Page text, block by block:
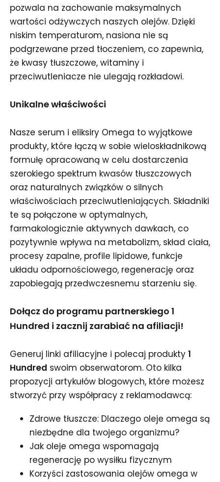
pozwala na zachowanie maksymalnych
wartości odżywczych naszych olejów. Dzięki
niskim temperaturom, nasiona nie są
podgrzewane przed tłoczeniem, co zapewnia,
że kwasy tłuszczowe, witaminy i
przeciwutleniacze nie ulegają rozkładowi.
Unikalne właściwości
Nasze serum i eliksiry Omega to wyjątkowe
produkty, które łączą w sobie wieloskładnikową
formułę opracowaną w celu dostarczenia
szerokiego spektrum kwasów tłuszczowych
oraz naturalnych związków o silnych
właściwościach przeciwutleniających. Składniki
te są połączone w optymalnych,
farmakologicznie aktywnych dawkach, co
pozytywnie wpływa na metabolizm, skład ciała,
procesy zapalne, profile lipidowe, funkcje
układu odpornościowego, regenerację oraz
zapobiegają przedwczesnemu starzeniu się.
Dołącz do programu partnerskiego 1
Hundred i zacznij zarabiać na afiliacji!
Generuj linki afiliacyjne i polecaj produkty 1
Hundred swoim obserwatorom. Oto kilka
propozycji artykułów blogowych, które możesz
stworzyć przy współpracy z reklamodawcą:
Zdrowe tłuszcze: Dlaczego oleje omega są
niezbędne dla twojego organizmu?
Jak oleje omega wspomagają
regenerację po wysiłku fizycznym
Korzyści zastosowania olejów omega w